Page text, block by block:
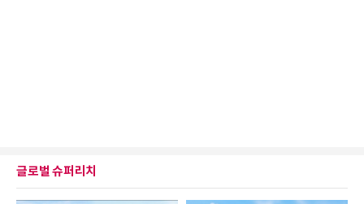
글로벌 슈퍼리치